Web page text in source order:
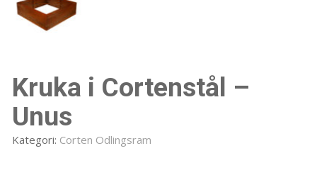
Kruka i Cortenstål –
Unus
Kategori: Corten Odlingsram